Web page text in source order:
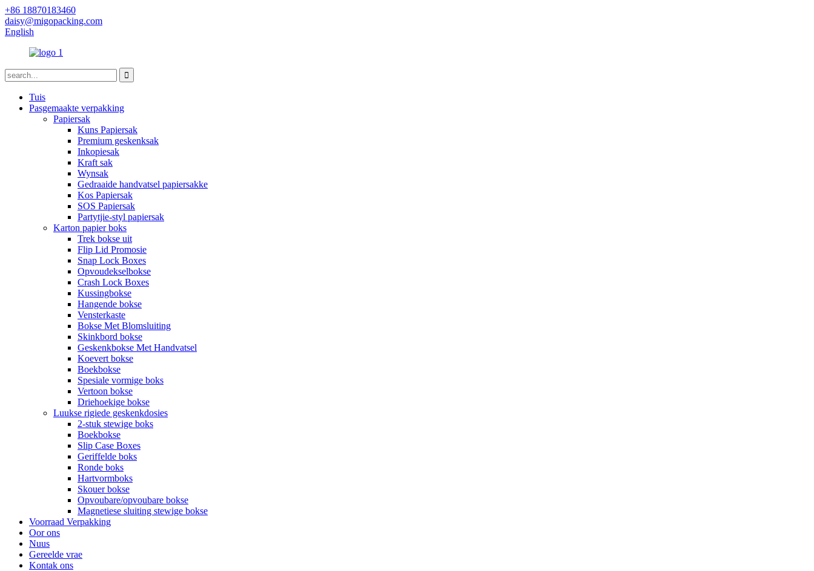
+86 18870183460
daisy@migopacking.com
English
Tuis
Pasgemaakte verpakking
Papiersak
Kuns Papiersak
Premium geskenksak
Inkopiesak
Kraft sak
Wynsak
Gedraaide handvatsel papiersakke
Kos Papiersak
SOS Papiersak
Partytjie-styl papiersak
Karton papier boks
Trek bokse uit
Flip Lid Promosie
Snap Lock Boxes
Opvoudekselbokse
Crash Lock Boxes
Kussingbokse
Hangende bokse
Vensterkaste
Bokse Met Blomsluiting
Skinkbord bokse
Geskenkbokse Met Handvatsel
Koevert bokse
Boekbokse
Spesiale vormige boks
Vertoon bokse
Driehoekige bokse
Luukse rigiede geskenkdosies
2-stuk stewige boks
Boekbokse
Slip Case Boxes
Geriffelde boks
Ronde boks
Hartvormboks
Skouer bokse
Opvoubare/opvoubare bokse
Magnetiese sluiting stewige bokse
Voorraad Verpakking
Oor ons
Nuus
Gereelde vrae
Kontak ons